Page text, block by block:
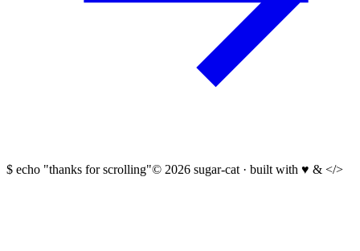
$ echo "thanks for scrolling"© 2026 sugar-cat · built with ♥ & </>